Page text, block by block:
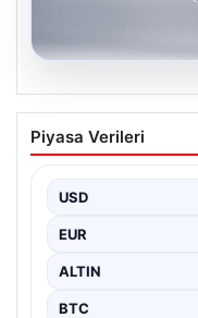
İstanbul’un 8
Su Kesintisi
önemli altyapı
Piyasa Verileri
USD
EUR
ALTIN
BTC